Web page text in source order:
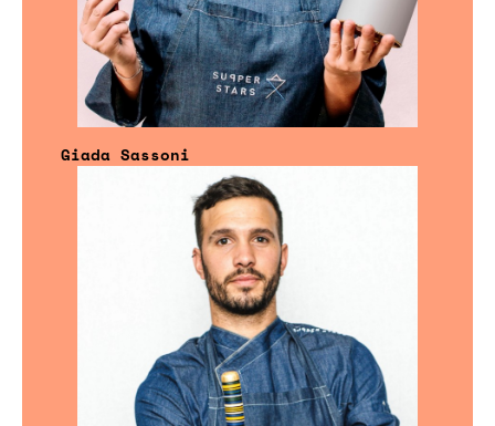
Giada Sassoni